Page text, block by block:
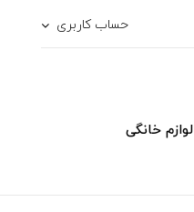
حساب کاربری
لوازم خانگی